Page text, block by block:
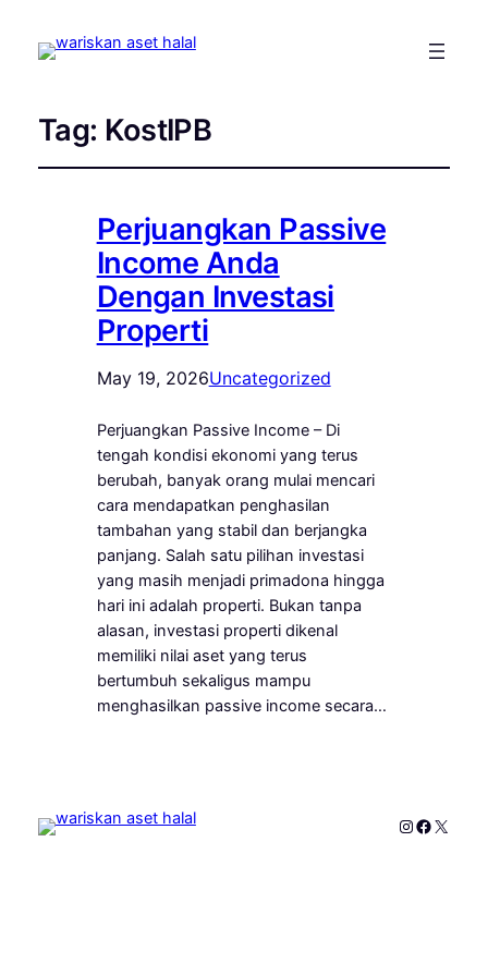
Tag: KostIPB
Perjuangkan Passive
Income Anda
Dengan Investasi
Properti
May 19, 2026Uncategorized
Perjuangkan Passive Income – Di
tengah kondisi ekonomi yang terus
berubah, banyak orang mulai mencari
cara mendapatkan penghasilan
tambahan yang stabil dan berjangka
panjang. Salah satu pilihan investasi
yang masih menjadi primadona hingga
hari ini adalah properti. Bukan tanpa
alasan, investasi properti dikenal
memiliki nilai aset yang terus
bertumbuh sekaligus mampu
menghasilkan passive income secara…
Instagram
X